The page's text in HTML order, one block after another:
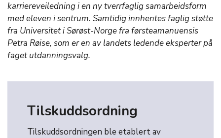
karriereveiledning i en ny tverrfaglig samarbeidsform
med eleven i sentrum. Samtidig innhentes faglig støtte
fra Universitet i Sørøst-Norge fra førsteamanuensis
Petra Røise, som er en av landets ledende eksperter på
faget utdanningsvalg.
Tilskuddsordning
Tilskuddsordningen ble etablert av